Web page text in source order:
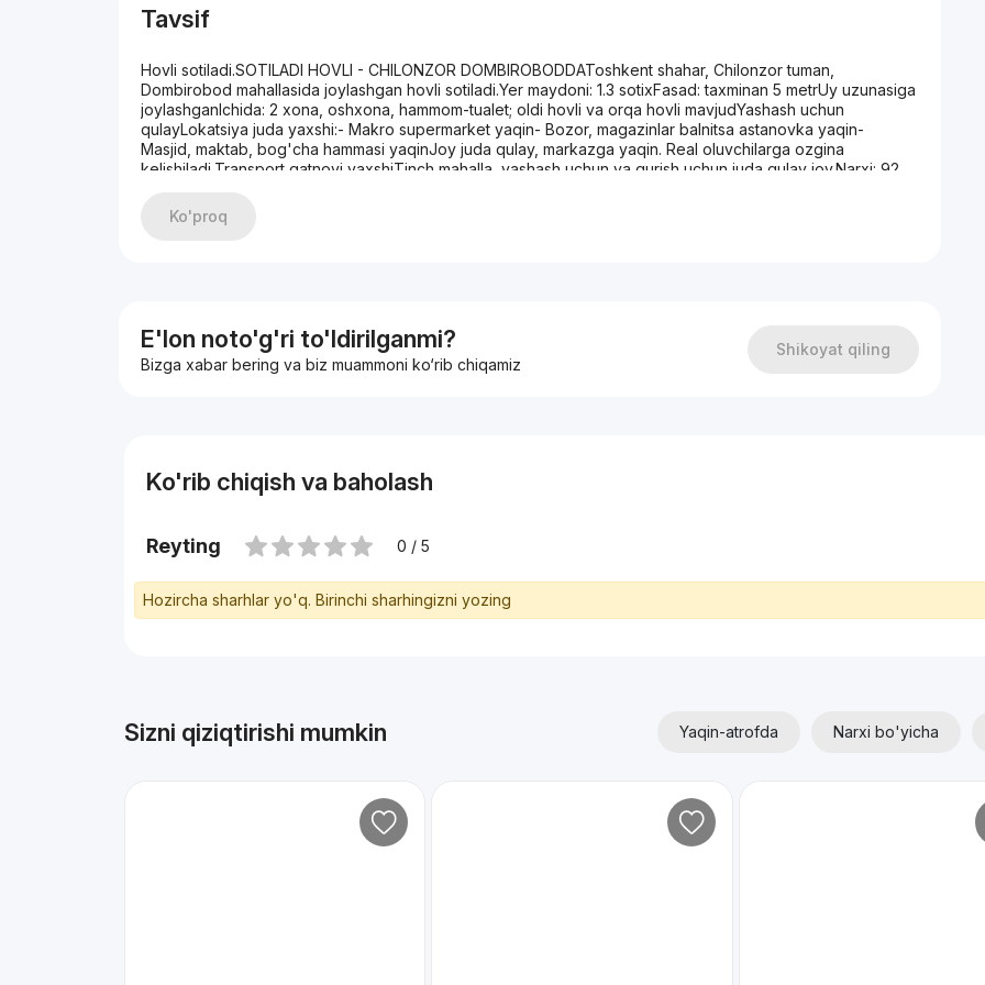
Tavsif
Hovli sotiladi.SOTILADI HOVLI - CHILONZOR DOMBIROBODDAToshkent shahar, Chilonzor tuman,
Dombirobod mahallasida joylashgan hovli sotiladi.Yer maydoni: 1.3 sotixFasad: taxminan 5 metrUy uzunasiga
joylashganIchida: 2 xona, oshxona, hammom-tualet; oldi hovli va orqa hovli mavjudYashash uchun
qulayLokatsiya juda yaxshi:- Makro supermarket yaqin- Bozor, magazinlar balnitsa astanovka yaqin-
Masjid, maktab, bog'cha hammasi yaqinJoy juda qulay, markazga yaqin. Real oluvchilarga ozgina
kelishiladi.Transport qatnovi yaxshiTinch mahalla, yashash uchun va qurish uchun juda qulay joy.Narxi: 92
Ko'proq
E'lon noto'g'ri to'ldirilganmi?
Bizga xabar bering va biz muammoni ko‘rib chiqamiz
Shikoyat qiling
Ko'rib chiqish va baholash
Reyting 0 / 5
Hozircha sharhlar yo'q. Birinchi sharhingizni yozing
Sizni qiziqtirishi mumkin Yaqin-atrofda Narxi bo'yicha